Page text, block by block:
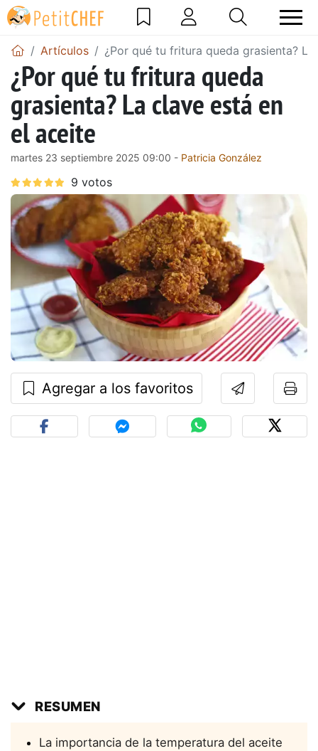
Artículos ¿Por qué tu fritura queda grasienta?
¿Por qué tu fritura queda
grasienta? La clave está en
el aceite
martes 23 septiembre 2025 09:00 - Patricia González
Agregar a los favoritos
RESUMEN
La importancia de la temperatura del aceite